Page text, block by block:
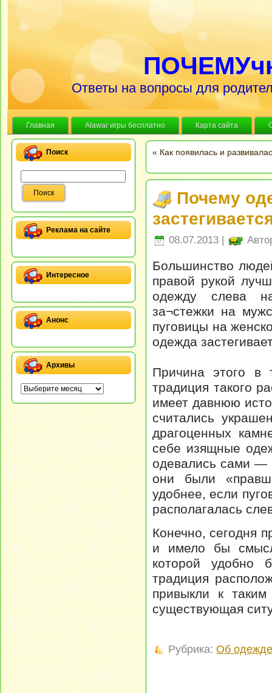
Ответы на вопросы для
Главная Alawar игры бесплатно Карта сайта
Поиск
Реклама на сайте
Интересное
Анонс
Архивы
« Как появилась и
Почему
08.07.2013 |
Большинство
правой рукой
одежду слева
за¬стежки на
пуговицы на
одежда
Причина этого в
традиция такого
имеет давнюю
считались
драгоценных
себе изящные
одевались сами —
они были
удобнее, если
располагалась
Конечно, сегодня
и имело бы
которой удобно
традиция
привыкли к
существующая
Рубрика: Об одежде